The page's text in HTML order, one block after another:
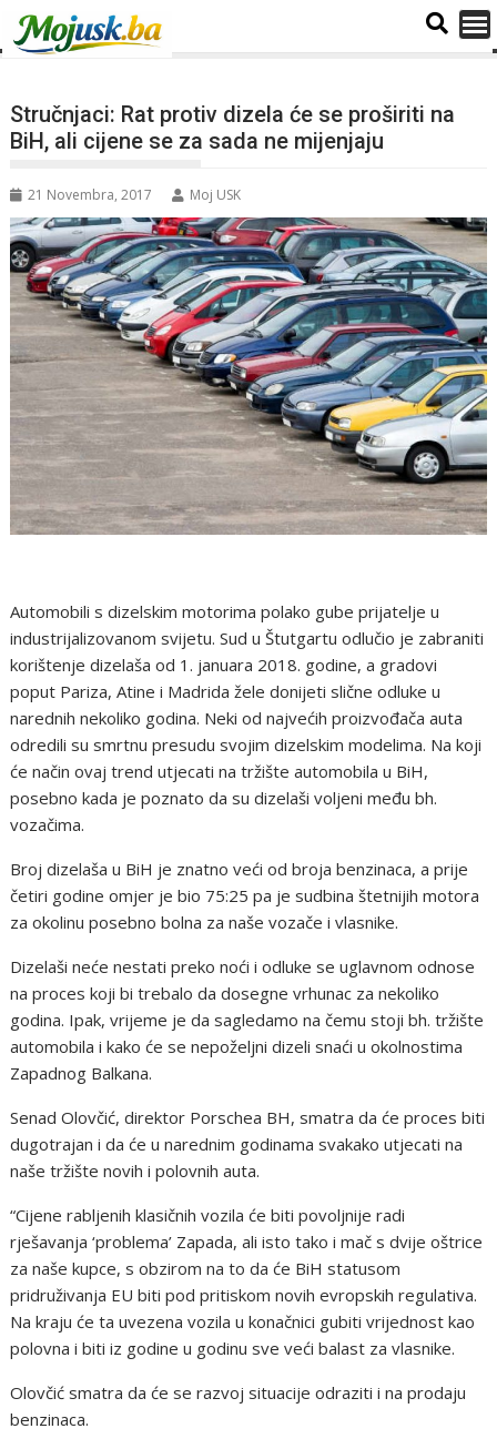
Stručnjaci: Rat protiv dizela će se proširiti na
BiH, ali cijene se za sada ne mijenjaju
21 Novembra, 2017 Moj USK
Automobili s dizelskim motorima polako gube prijatelje u
industrijalizovanom svijetu. Sud u Štutgartu odlučio je zabraniti
korištenje dizelaša od 1. januara 2018. godine, a gradovi
poput Pariza, Atine i Madrida žele donijeti slične odluke u
narednih nekoliko godina. Neki od najvećih proizvođača auta
odredili su smrtnu presudu svojim dizelskim modelima. Na koji
će način ovaj trend utjecati na tržište automobila u BiH,
posebno kada je poznato da su dizelaši voljeni među bh.
vozačima.
Broj dizelaša u BiH je znatno veći od broja benzinaca, a prije
četiri godine omjer je bio 75:25 pa je sudbina štetnijih motora
za okolinu posebno bolna za naše vozače i vlasnike.
Dizelaši neće nestati preko noći i odluke se uglavnom odnose
na proces koji bi trebalo da dosegne vrhunac za nekoliko
godina. Ipak, vrijeme je da sagledamo na čemu stoji bh. tržište
automobila i kako će se nepoželjni dizeli snaći u okolnostima
Zapadnog Balkana.
Senad Olovčić, direktor Porschea BH, smatra da će proces biti
dugotrajan i da će u narednim godinama svakako utjecati na
naše tržište novih i polovnih auta.
“Cijene rabljenih klasičnih vozila će biti povoljnije radi
rješavanja ‘problema’ Zapada, ali isto tako i mač s dvije oštrice
za naše kupce, s obzirom na to da će BiH statusom
pridruživanja EU biti pod pritiskom novih evropskih regulativa.
Na kraju će ta uvezena vozila u konačnici gubiti vrijednost kao
polovna i biti iz godine u godinu sve veći balast za vlasnike.
Olovčić smatra da će se razvoj situacije odraziti i na prodaju
benzinaca.